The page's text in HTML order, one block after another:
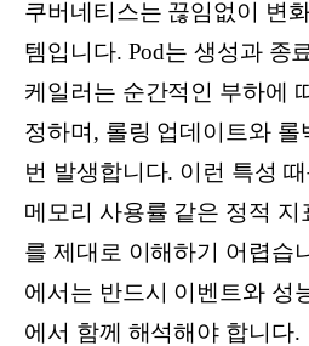
쿠버네티스는 끊임없이 변
템입니다. Pod는 생성과 종
케일러는 순간적인 부하에
정하며, 롤링 업데이트와 롤
번 발생합니다. 이런 특성
메모리 사용률 같은 정적
를 제대로 이해하기 어렵습
에서는 반드시 이벤트와 성
에서 함께 해석해야 합니다.